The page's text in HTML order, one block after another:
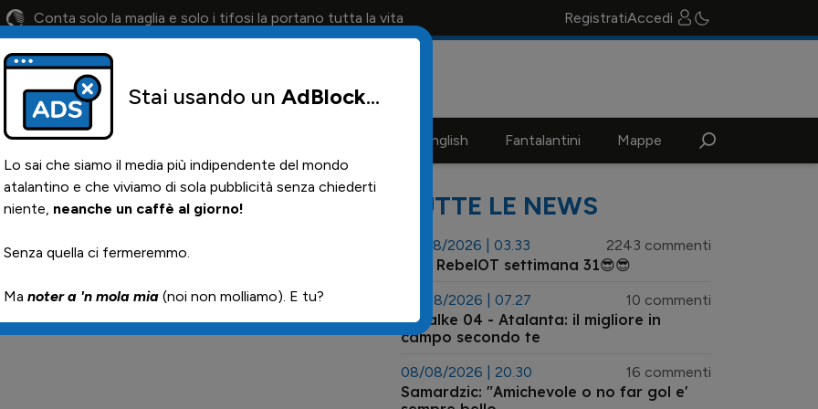
Conta solo la maglia e solo i tifosi la portano tutta la vita RegistratiAccedi
Il 12° Uomo News in english Fantalantini Mappe
del 17/18
TUTTE LE NEWS
03/08/2026 | 03.33 2243 commenti
😎😎 RebelOT settimana 31😎😎
09/08/2026 | 07.27 10 commenti
Schalke 04 - Atalanta: il migliore in
campo secondo te
08/08/2026 | 20.30 16 commenti
Samardzic: "Amichevole o no far gol e'
Stai usando un AdBlock...
Lo sai che siamo il media più indipendente del mondo
atalantino e che viviamo di sola pubblicità senza chiederti
niente, neanche un caffè al giorno!
Senza quella ci fermeremmo.
Ma noter a 'n mola mia (noi non molliamo). E tu?